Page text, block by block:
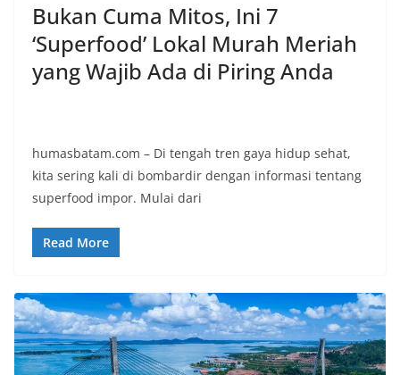
Bukan Cuma Mitos, Ini 7
‘Superfood’ Lokal Murah Meriah
yang Wajib Ada di Piring Anda
humasbatam.com – Di tengah tren gaya hidup sehat,
kita sering kali di bombardir dengan informasi tentang
superfood impor. Mulai dari
Read More